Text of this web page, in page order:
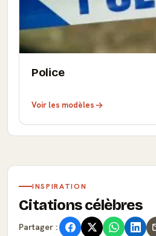
Police
Voir les modèles
INSPIRATION
Citations célèbres
Partager :